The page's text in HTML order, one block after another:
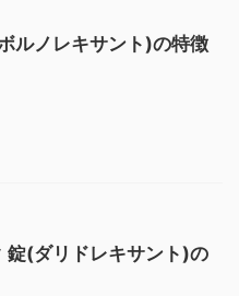
ルノレキサント)の特徴
錠(ダリドレキサント)の